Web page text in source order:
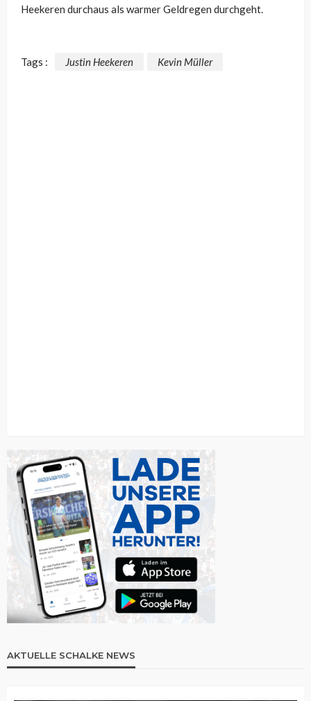
Heekeren durchaus als warmer Geldregen durchgeht.
Tags : Justin Heekeren Kevin Müller
AKTUELLE SCHALKE NEWS